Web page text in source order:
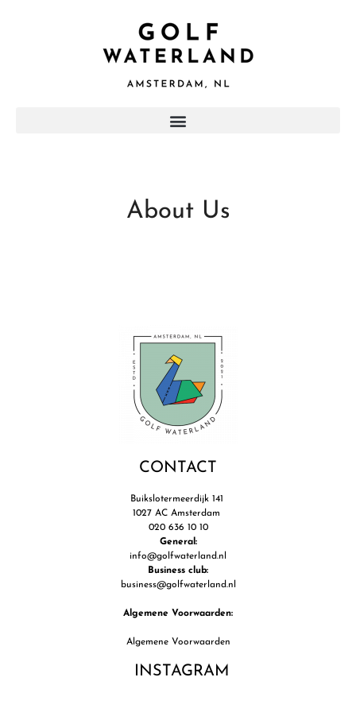
About Us
CONTACT
Buikslotermeerdijk 141
1027 AC Amsterdam
020 636 10 10
General:
info@golfwaterland.nl
Business club:
business@golfwaterland.nl
Algemene Voorwaarden:
Algemene Voorwaarden
INSTAGRAM